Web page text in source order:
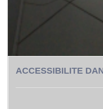
ACCESSIBILITE